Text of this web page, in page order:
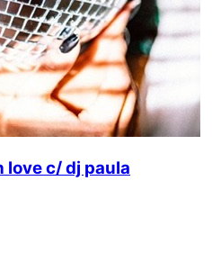
love c/ dj paula